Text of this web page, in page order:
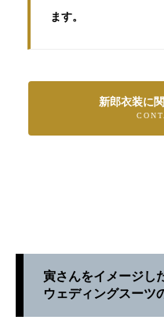
ます。
新郎衣装に
寅さんをイメージし
ウェディングスーツ